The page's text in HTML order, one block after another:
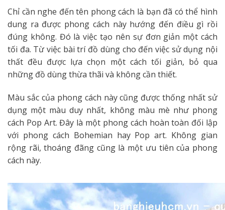
Chỉ cần nghe đến tên phong cách là bạn đã có thể hình
dung ra được phong cách này hướng đến điều gì rồi
đúng không. Đó là việc tạo nên sự đơn giản một cách
tối đa. Từ việc bài trí đồ dùng cho đến việc sử dụng nội
thất đều được lựa chọn một cách tối giản, bỏ qua
những đồ dùng thừa thãi và không cần thiết.
Màu sắc của phong cách này cũng được thống nhất sử
dụng một màu duy nhất, không màu mè như phong
cách Pop Art. Đây là một phong cách hoàn toàn đối lập
với phong cách Bohemian hay Pop art. Không gian
rộng rãi, thoáng đãng cũng là một ưu tiên của phong
cách này.